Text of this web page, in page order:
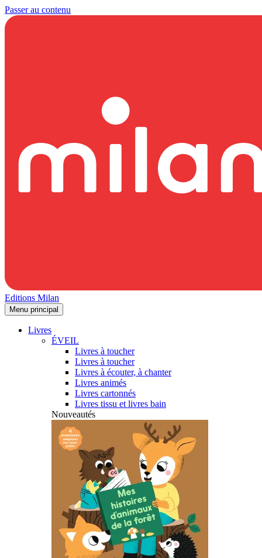
Passer au contenu
Editions Milan
Menu principal
Livres
ÉVEIL
Livres à toucher
Livres à toucher
Livres à écouter, à chanter
Livres animés
Livres cartonnés
Livres tissu et livres bain
Nouveautés